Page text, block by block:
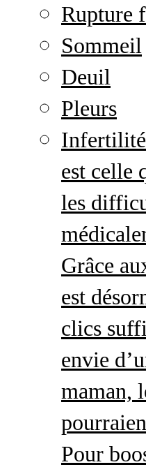
Rupture
Sommeil
Deuil
Pleurs
Infertilité
est celle
les
Grâce
est
clics
envie
maman,
Pour